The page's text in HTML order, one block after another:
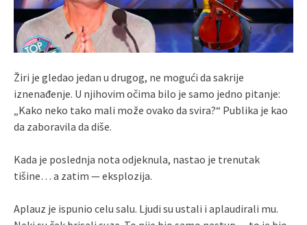
Žiri je gledao jedan u drugog, ne mogući da sakrije
iznenađenje. U njihovim očima bilo je samo jedno pitanje:
„Kako neko tako mali može ovako da svira?“ Publika je kao
da zaboravila da diše.
Kada je poslednja nota odjeknula, nastao je trenutak
tišine… a zatim — eksplozija.
Aplauz je ispunio celu salu. Ljudi su ustali i aplaudirali mu.